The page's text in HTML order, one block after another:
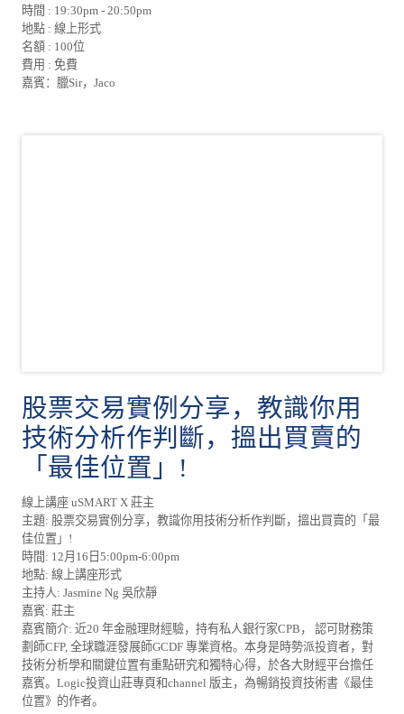
時間 : 19:30pm - 20:50pm
地點 : 線上形式
名額 : 100位
費用 : 免費
嘉賓：臘Sir，Jaco
股票交易實例分享，教識你用
技術分析作判斷，搵出買賣的
「最佳位置」!
線上講座 uSMART X 莊主
主題: 股票交易實例分享，教識你用技術分析作判斷，搵出買賣的「最
佳位置」!
時間: 12月16日5:00pm-6:00pm
地點: 線上講座形式
主持人: Jasmine Ng 吳欣靜
嘉賓: 莊主
嘉賓簡介: 近20 年金融理財經驗，持有私人銀行家CPB， 認可財務策
劃師CFP, 全球職涯發展師GCDF 專業資格。本身是時勢派投資者，對
技術分析學和關鍵位置有重點研究和獨特心得，於各大財經平台擔任
嘉賓。Logic投資山莊專頁和channel 版主，為暢銷投資技術書《最佳
位置》的作者。